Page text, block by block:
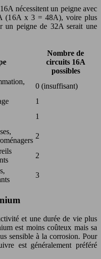
nécessitent un peigne avec
(16A x 3 = 48A), voire plus
un peigne de 32A serait une
Nombre de
circuits 16A
possibles
0 (insuffisant)
1
1
2
2
3
et une durée de vie plus
est moins coûteux mais sa
sensible à la corrosion. Pour
est généralement préféré